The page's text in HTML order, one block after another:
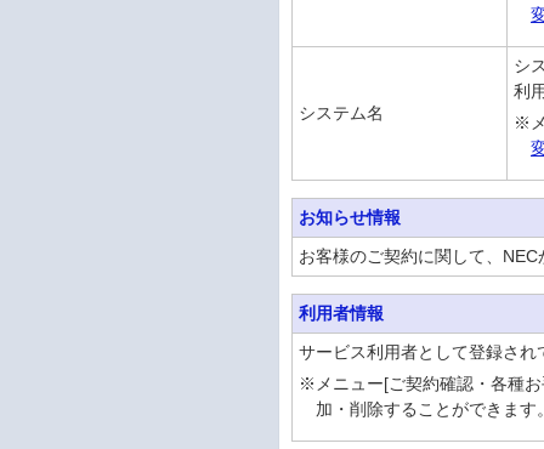
システム名
シ
利
※
お知らせ情報
お客様のご契約に関して、
利用者情報
サービス利用者として登録さ
※ メニュー[ご契約確認・各種
加・削除することができます